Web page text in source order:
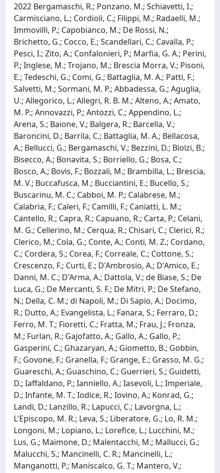
2022 Bergamaschi, R.; Ponzano, M.; Schiavetti, I.;
Carmisciano, L.; Cordioli, C.; Filippi, M.; Radaelli, M.;
Immovilli, P.; Capobianco, M.; De Rossi, N.;
Brichetto, G.; Cocco, E.; Scandellari, C.; Cavalla, P.;
Pesci, I.; Zito, A.; Confalonieri, P.; Marfia, G. A.; Perini,
P.; Inglese, M.; Trojano, M.; Brescia Morra, V.; Pisoni,
E.; Tedeschi, G.; Comi, G.; Battaglia, M. A.; Patti, F.;
Salvetti, M.; Sormani, M. P.; Abbadessa, G.; Aguglia,
U.; Allegorico, L.; Allegri, R. B. M.; Alteno, A.; Amato,
M. P.; Annovazzi, P.; Antozzi, C.; Appendino, L.;
Arena, S.; Baione, V.; Balgera, R.; Barcella, V.;
Baroncini, D.; Barrila, C.; Battaglia, M. A.; Bellacosa,
A.; Bellucci, G.; Bergamaschi, V.; Bezzini, D.; Biolzi, B.;
Bisecco, A.; Bonavita, S.; Borriello, G.; Bosa, C.;
Bosco, A.; Bovis, F.; Bozzali, M.; Brambilla, L.; Brescia,
M. V.; Buccafusca, M.; Bucciantini, E.; Bucello, S.;
Buscarinu, M. C.; Cabboi, M. P.; Calabrese, M.;
Calabria, F.; Caleri, F.; Camilli, F.; Caniatti, L. M.;
Cantello, R.; Capra, R.; Capuano, R.; Carta, P.; Celani,
M. G.; Cellerino, M.; Cerqua, R.; Chisari, C.; Clerici, R.;
Clerico, M.; Cola, G.; Conte, A.; Conti, M. Z.; Cordano,
C.; Cordera, S.; Corea, F.; Correale, C.; Cottone, S.;
Crescenzo, F.; Curti, E.; D'Ambrosio, A.; D'Amico, E.;
Danni, M. C.; D'Arma, A.; Dattola, V.; de Biase, S.; De
Luca, G.; De Mercanti, S. F.; De Mitri, P.; De Stefano,
N.; Della, C. M.; di Napoli, M.; Di Sapio, A.; Docimo,
R.; Dutto, A.; Evangelista, L.; Fanara, S.; Ferraro, D.;
Ferro, M. T.; Fioretti, C.; Fratta, M.; Frau, J.; Fronza,
M.; Furlan, R.; Gajofatto, A.; Gallo, A.; Gallo, P.;
Gasperini, C.; Ghazaryan, A.; Giometto, B.; Gobbin,
F.; Govone, F.; Granella, F.; Grange, E.; Grasso, M. G.;
Guareschi, A.; Guaschino, C.; Guerrieri, S.; Guidetti,
D.; Iaffaldano, P.; Ianniello, A.; Iasevoli, L.; Imperiale,
D.; Infante, M. T.; Iodice, R.; Iovino, A.; Konrad, G.;
Landi, D.; Lanzillo, R.; Lapucci, C.; Lavorgna, L.;
L'Episcopo, M. R.; Leva, S.; Liberatore, G.; Lo, R. M.;
Longoni, M.; Lopiano, L.; Lorefice, L.; Lucchini, M.;
Lus, G.; Maimone, D.; Malentacchi, M.; Mallucci, G.;
Malucchi, S.; Mancinelli, C. R.; Mancinelli, L.;
Manganotti, P.; Maniscalco, G. T.; Mantero, V.;